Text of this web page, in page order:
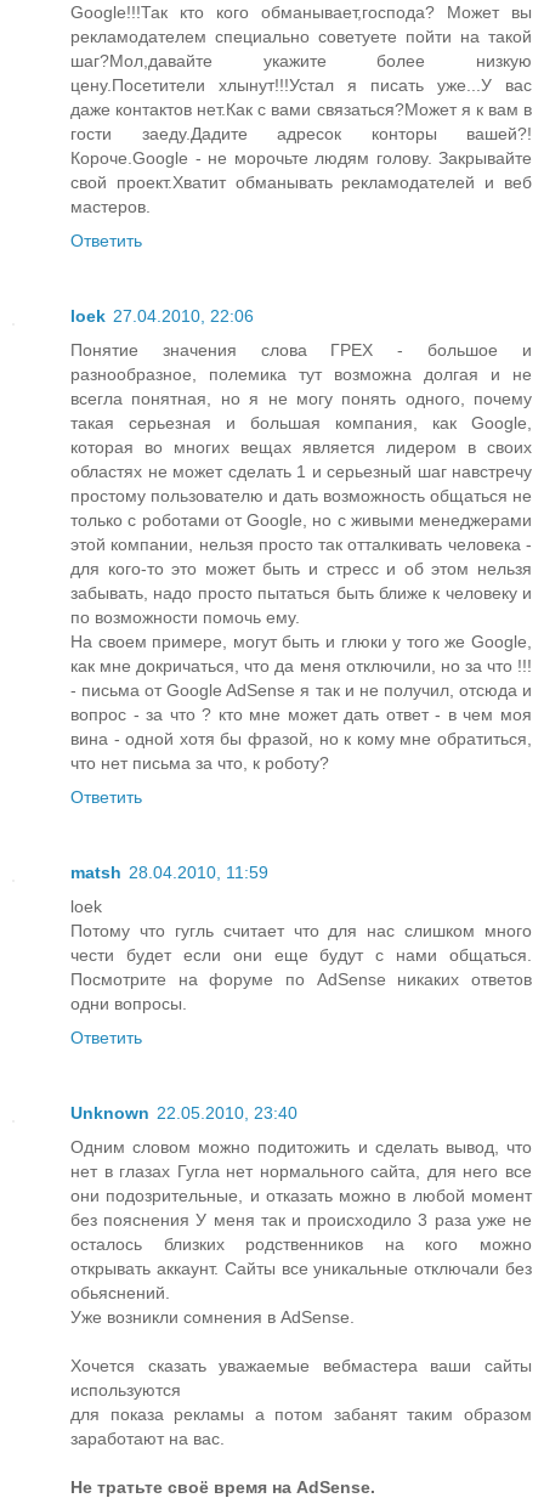
Google!!!Так кто кого обманывает,господа? Может вы
рекламодателем специально советуете пойти на такой
шаг?Мол,давайте укажите более низкую
цену.Посетители хлынут!!!Устал я писать уже...У вас
даже контактов нет.Как с вами связаться?Может я к вам в
гости заеду.Дадите адресок конторы вашей?!
Короче.Google - не морочьте людям голову. Закрывайте
свой проект.Хватит обманывать рекламодателей и веб
мастеров.
Ответить
loek 27.04.2010, 22:06
Понятие значения слова ГРЕХ - большое и
разнообразное, полемика тут возможна долгая и не
всегла понятная, но я не могу понять одного, почему
такая серьезная и большая компания, как Google,
которая во многих вещах является лидером в своих
областях не может сделать 1 и серьезный шаг навстречу
простому пользователю и дать возможность общаться не
только с роботами от Google, но с живыми менеджерами
этой компании, нельзя просто так отталкивать человека -
для кого-то это может быть и стресс и об этом нельзя
забывать, надо просто пытаться быть ближе к человеку и
по возможности помочь ему.
На своем примере, могут быть и глюки у того же Google,
как мне докричаться, что да меня отключили, но за что !!!
- письма от Google AdSense я так и не получил, отсюда и
вопрос - за что ? кто мне может дать ответ - в чем моя
вина - одной хотя бы фразой, но к кому мне обратиться,
что нет письма за что, к роботу?
Ответить
matsh 28.04.2010, 11:59
loek
Потому что гугль считает что для нас слишком много
чести будет если они еще будут с нами общаться.
Посмотрите на форуме по AdSense никаких ответов
одни вопросы.
Ответить
Unknown 22.05.2010, 23:40
Одним словом можно подитожить и сделать вывод, что
нет в глазах Гугла нет нормального сайта, для него все
они подозрительные, и отказать можно в любой момент
без пояснения У меня так и происходило 3 раза уже не
осталось близких родственников на кого можно
открывать аккаунт. Сайты все уникальные отключали без
обьяснений.
Уже возникли сомнения в AdSense.
Хочется сказать уважаемые вебмастера ваши сайты
используются
для показа рекламы а потом забанят таким образом
заработают на вас.
Не тратьте своё время на AdSense.